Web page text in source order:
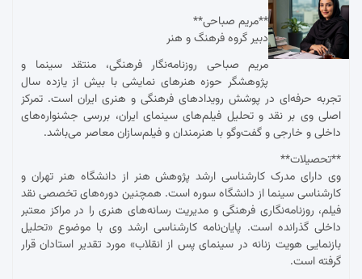
**مریم صباحی**
دبیر گروه فرهنگ و هنر
مریم صباحی روزنامه‌نگار فرهنگی، منتقد سینما و
پژوهشگر حوزه هنرهای نمایشی با بیش از یازده سال
تجربه حرفه‌ای در پوشش رویدادهای فرهنگی و هنری ایران است. تمرکز
اصلی وی بر نقد و تحلیل فیلم‌های سینمای ایران، بررسی جشنواره‌های
داخلی و خارجی و گفت‌وگو با هنرمندان و فیلم‌سازان معاصر می‌باشد.
**تحصیلات**
وی دارای مدرک کارشناسی ارشد پژوهش هنر از دانشگاه هنر تهران و
کارشناسی سینما از دانشگاه سوره است. همچنین دوره‌های تخصصی نقد
فیلم، روزنامه‌نگاری فرهنگی و مدیریت رسانه‌های هنری را در مراکز معتبر
داخلی گذرانده است. پایان‌نامه کارشناسی ارشد وی با موضوع «تحلیل
بازنمایی هویت زنانه در سینمای پس از انقلاب» مورد تقدیر استادان قرار
گرفته است.